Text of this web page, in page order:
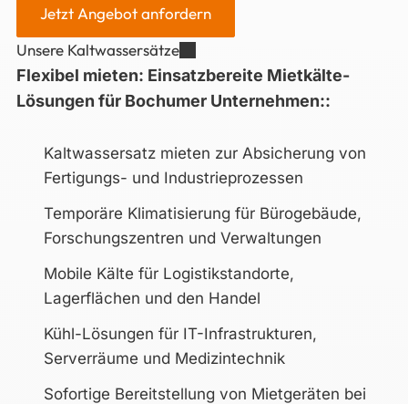
Jetzt Angebot anfordern
Unsere Kaltwassersätze
Flexibel mieten: Einsatzbereite Mietkälte-
Lösungen für Bochumer Unternehmen::
Kaltwassersatz mieten zur Absicherung von
Fertigungs- und Industrieprozessen
Temporäre Klimatisierung für Bürogebäude,
Forschungszentren und Verwaltungen
Mobile Kälte für Logistikstandorte,
Lagerflächen und den Handel
Kühl-Lösungen für IT-Infrastrukturen,
Serverräume und Medizintechnik
Sofortige Bereitstellung von Mietgeräten bei